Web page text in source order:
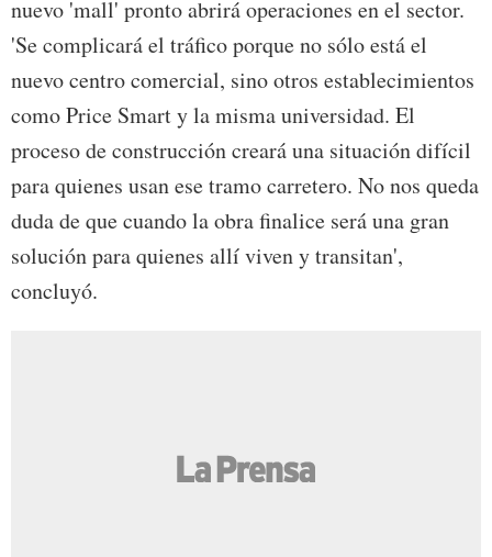
nuevo 'mall' pronto abrirá operaciones en el sector.
'Se complicará el tráfico porque no sólo está el
nuevo centro comercial, sino otros establecimientos
como Price Smart y la misma universidad. El
proceso de construcción creará una situación difícil
para quienes usan ese tramo carretero. No nos queda
duda de que cuando la obra finalice será una gran
solución para quienes allí viven y transitan',
concluyó.